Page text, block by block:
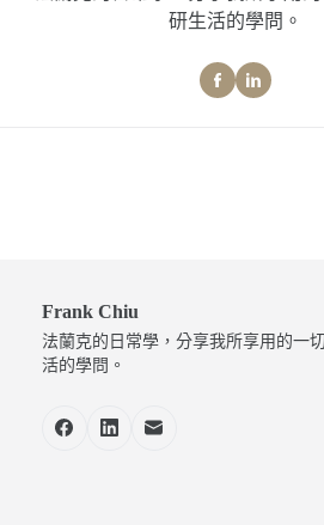
研生活的學問。
Frank Chiu
法蘭克的日常學，分享我所享用的一
活的學問。